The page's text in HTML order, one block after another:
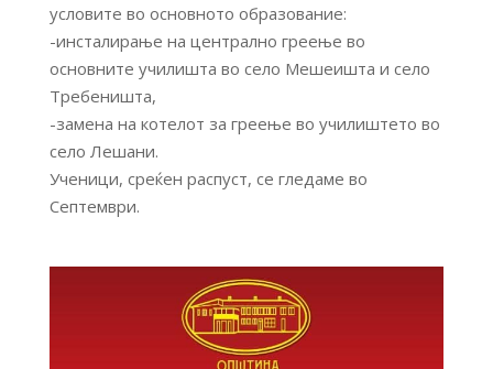
условите во основното образование:
-инсталирање на централно греење во
основните училишта во село Мешеишта и село
Требеништа,
-замена на котелот за греење во училиштето во
село Лешани.
Ученици, среќен распуст, се гледаме во
Септември.